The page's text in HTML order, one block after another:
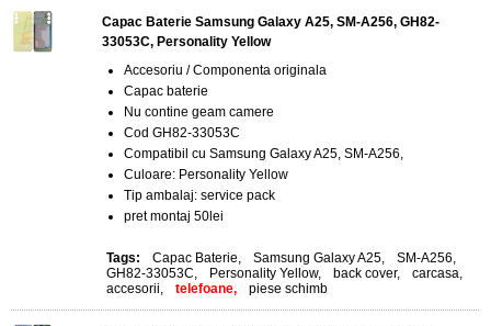
Capac Baterie Samsung Galaxy A25, SM-A256, GH82-
33053C, Personality Yellow
Accesoriu / Componenta originala
Capac baterie
Nu contine geam camere
Cod GH82-33053C
Compatibil cu Samsung Galaxy A25, SM-A256,
Culoare: Personality Yellow
Tip ambalaj: service pack
pret montaj 50lei
Tags: Capac Baterie, Samsung Galaxy A25, SM-A256,
GH82-33053C, Personality Yellow, back cover, carcasa,
accesorii, telefoane, piese schimb